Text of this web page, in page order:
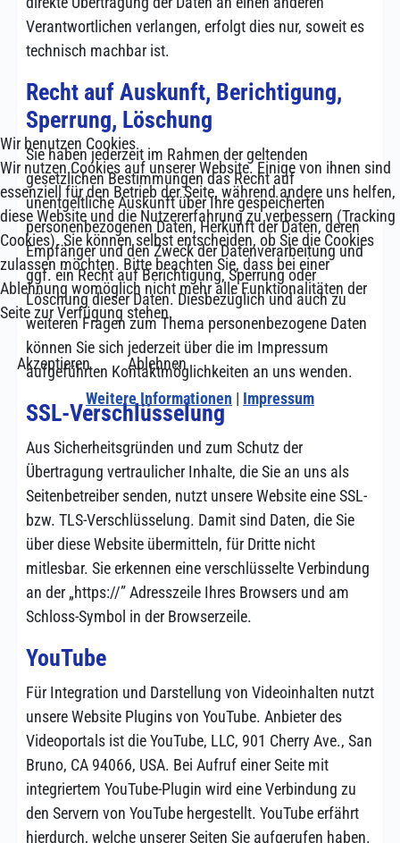
Verantwortlichen verlangen, erfolgt dies nur, soweit es
technisch machbar ist.
Recht auf Auskunft, Berichtigung,
Sperrung, Löschung
Sie haben jederzeit im Rahmen der geltenden
gesetzlichen Bestimmungen das Recht auf
unentgeltliche Auskunft über Ihre gespeicherten
personenbezogenen Daten, Herkunft der Daten, deren
Empfänger und den Zweck der Datenverarbeitung und
ggf. ein Recht auf Berichtigung, Sperrung oder
Löschung dieser Daten. Diesbezüglich und auch zu
weiteren Fragen zum Thema personenbezogene Daten
können Sie sich jederzeit über die im Impressum
aufgeführten Kontaktmöglichkeiten an uns wenden.
SSL-Verschlüsselung
Aus Sicherheitsgründen und zum Schutz der
Übertragung vertraulicher Inhalte, die Sie an uns als
Seitenbetreiber senden, nutzt unsere Website eine SSL-
bzw. TLS-Verschlüsselung. Damit sind Daten, die Sie
über diese Website übermitteln, für Dritte nicht
mitlesbar. Sie erkennen eine verschlüsselte Verbindung
an der „https://” Adresszeile Ihres Browsers und am
Schloss-Symbol in der Browserzeile.
YouTube
Für Integration und Darstellung von Videoinhalten nutzt
unsere Website Plugins von YouTube. Anbieter des
Videoportals ist die YouTube, LLC, 901 Cherry Ave., San
Bruno, CA 94066, USA. Bei Aufruf einer Seite mit
integriertem YouTube-Plugin wird eine Verbindung zu
den Servern von YouTube hergestellt. YouTube erfährt
hierdurch, welche unserer Seiten Sie aufgerufen haben.
Wir benutzen Cookies
Wir nutzen Cookies auf unserer Website. Einige von ihnen sind
essenziell für den Betrieb der Seite, während andere uns helfen,
diese Website und die Nutzererfahrung zu verbessern (Tracking
Cookies). Sie können selbst entscheiden, ob Sie die Cookies
zulassen möchten. Bitte beachten Sie, dass bei einer
Ablehnung womöglich nicht mehr alle Funktionalitäten der
Seite zur Verfügung stehen.
Akzeptieren
Ablehnen
Weitere Informationen | Impressum